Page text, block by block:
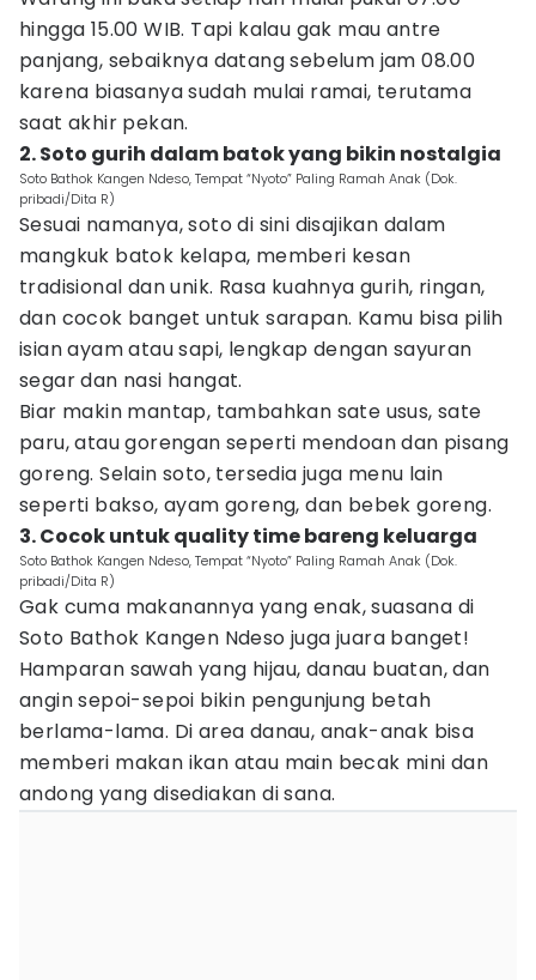
hingga 15.00 WIB. Tapi kalau gak mau antre
panjang, sebaiknya datang sebelum jam 08.00
karena biasanya sudah mulai ramai, terutama
saat akhir pekan.
2. Soto gurih dalam batok yang bikin nostalgia
Soto Bathok Kangen Ndeso, Tempat “Nyoto” Paling Ramah Anak (Dok.
pribadi/Dita R)
Sesuai namanya, soto di sini disajikan dalam
mangkuk batok kelapa, memberi kesan
tradisional dan unik. Rasa kuahnya gurih, ringan,
dan cocok banget untuk sarapan. Kamu bisa pilih
isian ayam atau sapi, lengkap dengan sayuran
segar dan nasi hangat.
Biar makin mantap, tambahkan sate usus, sate
paru, atau gorengan seperti mendoan dan pisang
goreng. Selain soto, tersedia juga menu lain
seperti bakso, ayam goreng, dan bebek goreng.
3. Cocok untuk quality time bareng keluarga
Soto Bathok Kangen Ndeso, Tempat “Nyoto” Paling Ramah Anak (Dok.
pribadi/Dita R)
Gak cuma makanannya yang enak, suasana di
Soto Bathok Kangen Ndeso juga juara banget!
Hamparan sawah yang hijau, danau buatan, dan
angin sepoi-sepoi bikin pengunjung betah
berlama-lama. Di area danau, anak-anak bisa
memberi makan ikan atau main becak mini dan
andong yang disediakan di sana.